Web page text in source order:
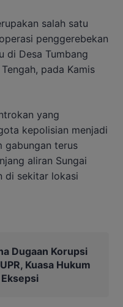
salah satu
penggerebekan
di Desa Tumbang
pada Kamis
yang
kepolisian menjadi
gabungan terus
aliran Sungai
di sekitar lokasi
Dugaan Korupsi
Kuasa Hukum